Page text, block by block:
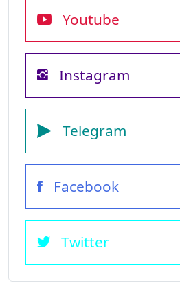
Youtube
Instagram
Telegram
Facebook
Twitter